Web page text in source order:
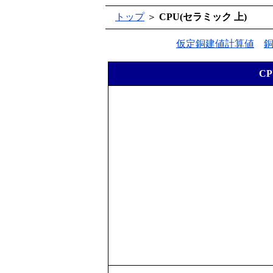
トップ＞ CPU(セラミック 上)
仮定銅建値計算値